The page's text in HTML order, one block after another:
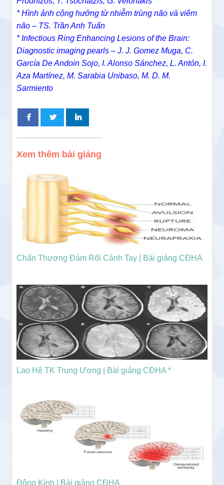
* Hình ảnh cộng hưởng từ nhiễm trùng não và viêm
não – TS. Trần Anh Tuấn
* Infectious Ring Enhancing Lesions of the Brain:
Diagnostic imaging pearls – J. J. Gomez Muga, C.
García De Andoin Sojo, I. Alonso Sánchez, L. Antón, I.
Aza Martínez, M. Sarabia Unibaso, M. D. M.
Sarmiento
Xem thêm bài giảng
Chấn Thương Đám Rối Cánh Tay | Bài giảng CĐHA
Lao Hệ TK Trung Ương | Bài giảng CĐHA *
Động Kinh | Bài giảng CĐHA